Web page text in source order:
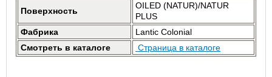
Поверхность
OILED (NATUR)/NATUR
PLUS
Фабрика
Lantic Colonial
Смотреть в каталоге
Страница в каталоге